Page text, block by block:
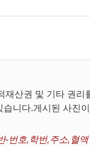
산권 및 기타 권리
니다.게시된 사진
번호,학번,주소,혈